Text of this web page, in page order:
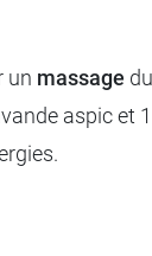
un massage
aspic et